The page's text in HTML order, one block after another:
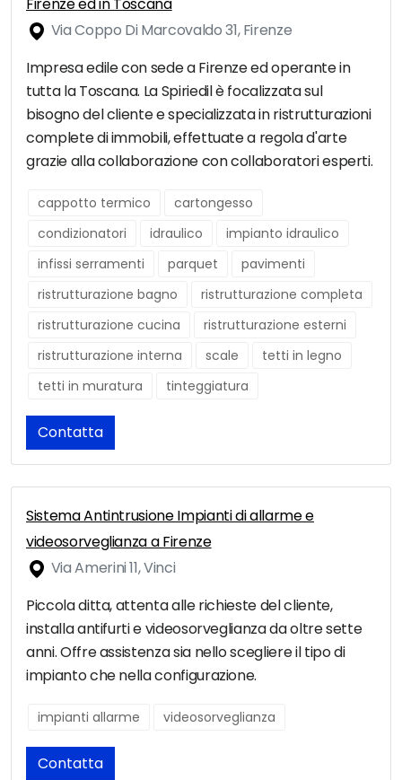
Firenze ed in Toscana
Via Coppo Di Marcovaldo 31, Firenze
Impresa edile con sede a Firenze ed operante in
tutta la Toscana. La Spiriedil è focalizzata sul
bisogno del cliente e specializzata in ristrutturazioni
complete di immobili, effettuate a regola d'arte
grazie alla collaborazione con collaboratori esperti.
cappotto termico
cartongesso
condizionatori
idraulico
impianto idraulico
infissi serramenti
parquet
pavimenti
ristrutturazione bagno
ristrutturazione completa
ristrutturazione cucina
ristrutturazione esterni
ristrutturazione interna
scale
tetti in legno
tetti in muratura
tinteggiatura
Contatta
Sistema Antintrusione Impianti di allarme e
videosorveglianza a Firenze
Via Amerini 11, Vinci
Piccola ditta, attenta alle richieste del cliente,
installa antifurti e videosorveglianza da oltre sette
anni. Offre assistenza sia nello scegliere il tipo di
impianto che nella configurazione.
impianti allarme videosorveglianza
Contatta